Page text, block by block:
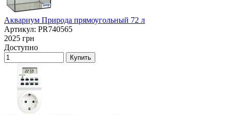
Аквариум Природа прямоугольный 72 л
Артикул: PR740565
2025 грн
Доступно
Купить